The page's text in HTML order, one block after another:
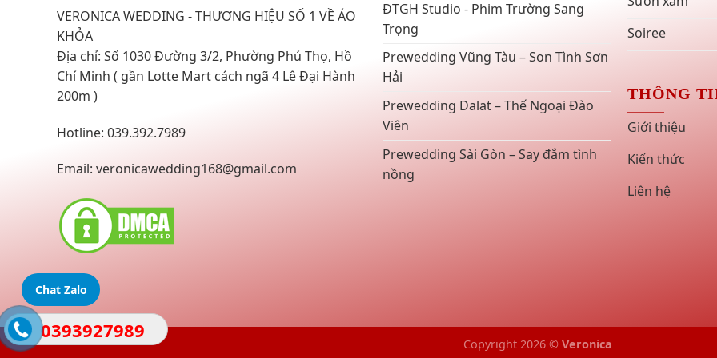
VERONICA WEDDING - THƯƠNG HIỆU SỐ 1 VỀ ÁO
KHỎA
Địa chỉ: Số 1030 Đường 3/2, Phường Phú Thọ, Hồ
Chí Minh ( gần Lotte Mart cách ngã 4 Lê Đại Hành
200m )
Hotline: 039.392.7989
Email: veronicawedding168@gmail.com
ĐTGH Studio - Phim Trường Sang
Trọng
Prewedding Vũng Tàu – Son Tình Sơn
Hải
Prewedding Dalat – Thế Ngoại Đào
Viên
Prewedding Sài Gòn – Say đắm tình
nồng
Soiree
THÔNG
Giới thiệu
Kiến thức
Liên hệ
Copyright 2026 © Veronica
Chat Zalo
0393927989